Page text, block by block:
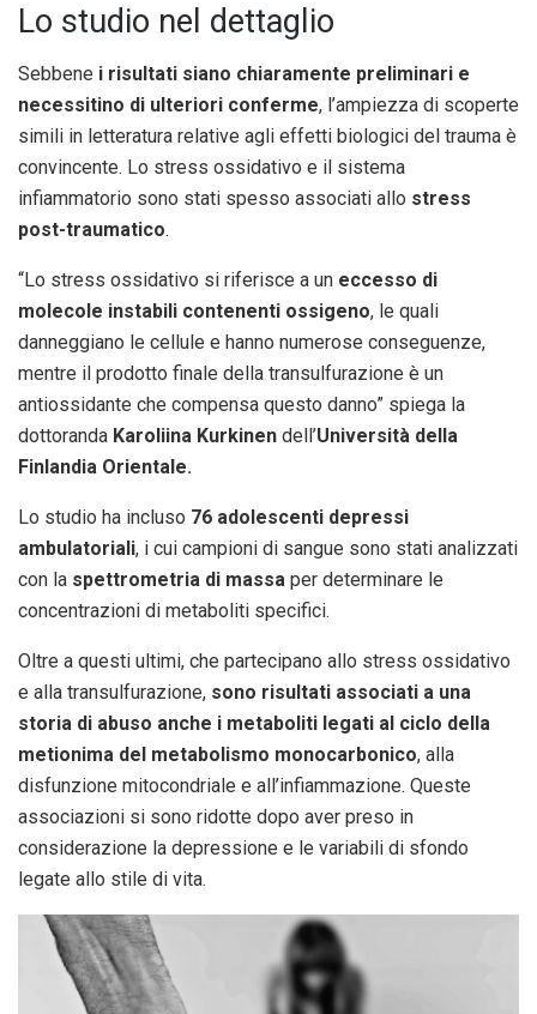
Lo studio nel dettaglio
Sebbene i risultati siano chiaramente preliminari e
necessitino di ulteriori conferme, l’ampiezza di scoperte
simili in letteratura relative agli effetti biologici del trauma è
convincente. Lo stress ossidativo e il sistema
infiammatorio sono stati spesso associati allo stress
post-traumatico.
“Lo stress ossidativo si riferisce a un eccesso di
molecole instabili contenenti ossigeno, le quali
danneggiano le cellule e hanno numerose conseguenze,
mentre il prodotto finale della transulfurazione è un
antiossidante che compensa questo danno” spiega la
dottoranda Karoliina Kurkinen dell’Università della
Finlandia Orientale.
Lo studio ha incluso 76 adolescenti depressi
ambulatoriali, i cui campioni di sangue sono stati analizzati
con la spettrometria di massa per determinare le
concentrazioni di metaboliti specifici.
Oltre a questi ultimi, che partecipano allo stress ossidativo
e alla transulfurazione, sono risultati associati a una
storia di abuso anche i metaboliti legati al ciclo della
metionima del metabolismo monocarbonico, alla
disfunzione mitocondriale e all’infiammazione. Queste
associazioni si sono ridotte dopo aver preso in
considerazione la depressione e le variabili di sfondo
legate allo stile di vita.